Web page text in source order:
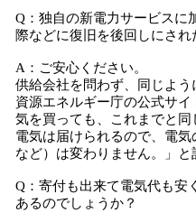
Q：独自の新電力サービスに
際などに復旧を後回しにされ
A：ご安心ください。
供給会社を問わず、同じよう
資源エネルギー庁の公式サ
気を買っても、これまでと
電気は届けられるので、電
など）は変わりません。」と
Q：寄付も出来て電気代も安
あるのでしょうか？